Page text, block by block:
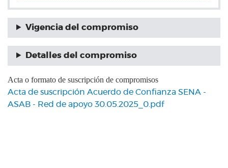
Vigencia del compromiso
Detalles del compromiso
Acta o formato de suscripción de compromisos
Acta de suscripción Acuerdo de Confianza SENA -
ASAB - Red de apoyo 30.05.2025_0.pdf